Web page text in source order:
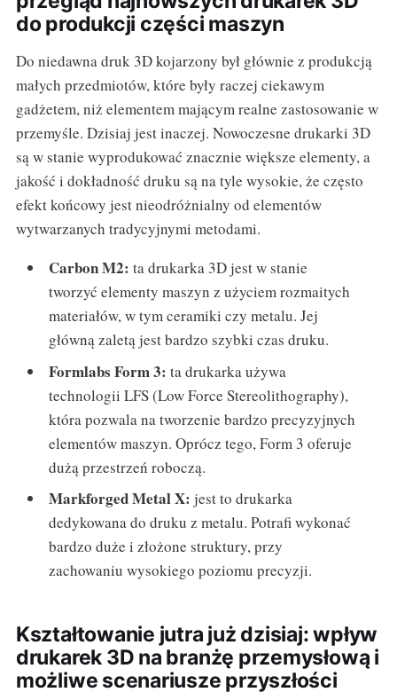
do produkcji części maszyn
Do niedawna druk 3D kojarzony był głównie z produkcją
małych przedmiotów, które były raczej ciekawym
gadżetem, niż elementem mającym realne zastosowanie w
przemyśle. Dzisiaj jest inaczej. Nowoczesne drukarki 3D
są w stanie wyprodukować znacznie większe elementy, a
jakość i dokładność druku są na tyle wysokie, że często
efekt końcowy jest nieodróżnialny od elementów
wytwarzanych tradycyjnymi metodami.
Carbon M2: ta drukarka 3D jest w stanie
tworzyć elementy maszyn z użyciem rozmaitych
materiałów, w tym ceramiki czy metalu. Jej
główną zaletą jest bardzo szybki czas druku.
Formlabs Form 3: ta drukarka używa
technologii LFS (Low Force Stereolithography),
która pozwala na tworzenie bardzo precyzyjnych
elementów maszyn. Oprócz tego, Form 3 oferuje
dużą przestrzeń roboczą.
Markforged Metal X: jest to drukarka
dedykowana do druku z metalu. Potrafi wykonać
bardzo duże i złożone struktury, przy
zachowaniu wysokiego poziomu precyzji.
Kształtowanie jutra już dzisiaj: wpływ
drukarek 3D na branżę przemysłową i
możliwe scenariusze przyszłości